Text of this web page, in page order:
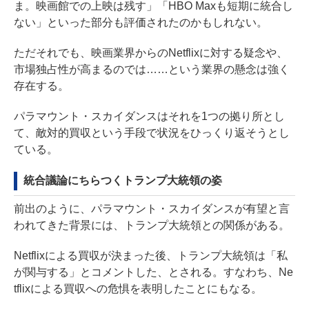
ま。映画館での上映は残す」「HBO Maxも短期に統合し
ない」といった部分も評価されたのかもしれない。
ただそれでも、映画業界からのNetflixに対する疑念や、
市場独占性が高まるのでは……という業界の懸念は強く
存在する。
パラマウント・スカイダンスはそれを1つの拠り所とし
て、敵対的買収という手段で状況をひっくり返そうとし
ている。
統合議論にちらつくトランプ大統領の姿
前出のように、パラマウント・スカイダンスが有望と言
われてきた背景には、トランプ大統領との関係がある。
Netflixによる買収が決まった後、トランプ大統領は「私
が関与する」とコメントした、とされる。すなわち、Ne
tflixによる買収への危惧を表明したことにもなる。